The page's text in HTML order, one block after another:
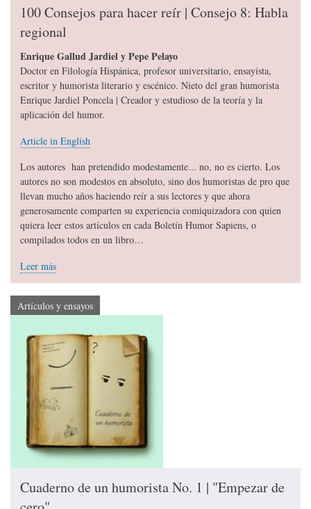
100 Consejos para hacer reír | Consejo 8: Habla
regional
Enrique Gallud Jardiel y Pepe Pelayo
Doctor en Filología Hispánica, profesor universitario, ensayista,
escritor y humorista literario y escénico. Nieto del gran humorista
Enrique Jardiel Poncela | Creador y estudioso de la teoría y la
aplicación del humor.
Article in English
Los autores han pretendido modestamente... no, no es cierto. Los
autores no son modestos en absoluto, sino dos humoristas de pro que
llevan mucho años haciendo reír a sus lectores y que ahora
generosamente comparten su experiencia comiquizadora con quien
quiera leer estos artículos en cada Boletín Humor Sapiens, o
compilados todos en un libro…
Leer más
Artículos y ensayos
Cuaderno de un humorista No. 1 | "Empezar de